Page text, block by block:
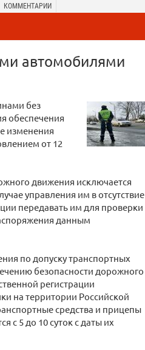
КОММЕНТАРИИ
автомобилями
без
обеспечения
изменения
от 12
движения исключается
управления им в отсутствие
передавать им для проверки
данным
по допуску транспортных
безопасности дорожного
регистрации
на территории Российской
средства и прицепы
с 5 до 10 суток с даты их